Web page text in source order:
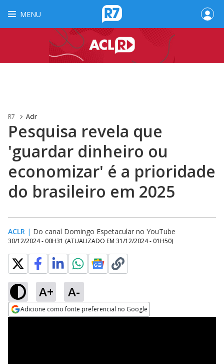
MENU
R7 Aclr
Pesquisa revela que
'guardar dinheiro ou
economizar' é a prioridade
do brasileiro em 2025
ACLR | Do canal Domingo Espetacular no YouTube
30/12/2024 - 00H31 (ATUALIZADO EM 31/12/2024 - 01H50)
A+ A-
Adicione como fonte preferencial no Google